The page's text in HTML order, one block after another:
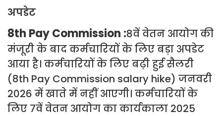
अपडेट
8th Pay Commission :8वें वेतन आयोग की
मंजूरी के बाद कर्मचारियों के लिए बड़ा अपडेट
आया है। कर्मचारियों के लिए बढ़ी हुई सैलरी
(8th Pay Commission salary hike) जनवरी
2026 में खाते में नहीं आएगी। कर्मचारियों के
लिए 7वें वेतन आयोग का कार्यकाला 2025